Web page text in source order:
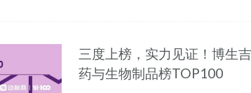
三度上榜，实力见证！博生
药与生物制品榜TOP100